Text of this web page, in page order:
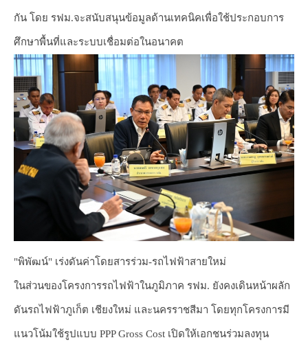
กัน โดย รฟม.จะสนับสนุนข้อมูลด้านเทคนิคเพื่อใช้ประกอบการ
ศึกษาพื้นที่และระบบเชื่อมต่อในอนาคต
"พิพัฒน์" เร่งดันค่าโดยสารร่วม-รถไฟฟ้าสายใหม่
ในส่วนของโครงการรถไฟฟ้าในภูมิภาค รฟม. ยังคงเดินหน้าผลัก
ดันรถไฟฟ้าภูเก็ต เชียงใหม่ และนครราชสีมา โดยทุกโครงการมี
แนวโน้มใช้รูปแบบ PPP Gross Cost เปิดให้เอกชนร่วมลงทุน